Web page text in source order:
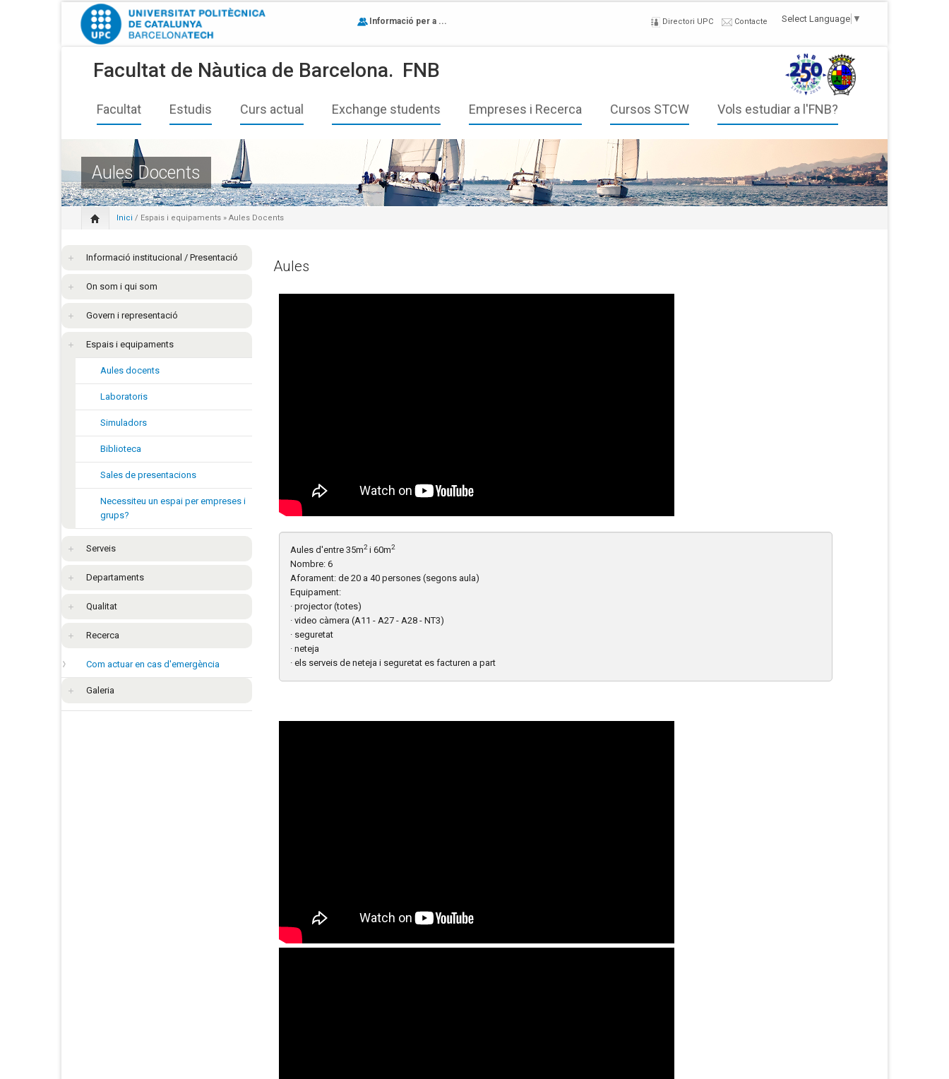
Select Language ▼
Directori UPC Contacte
Informació per a ...
Facultat de Nàutica de Barcelona. FNB
Facultat Estudis Curs actual Exchange students Empreses i Recerca Cursos STCW Vols estudiar a l'FNB?
Aules Docents
Inici / Espais i equipaments » Aules Docents
Informació institucional / Presentació
On som i qui som
Govern i representació
Espais i equipaments
Aules docents
Laboratoris
Simuladors
Biblioteca
Sales de presentacions
Necessiteu un espai per empreses i
grups?
Serveis
Departaments
Qualitat
Recerca
Com actuar en cas d'emergència
Galeria
Aules
Aules d'entre 35m2i 60m2
Nombre: 6
Aforament: de 20 a 40 persones (segons aula)
Equipament:
· projector (totes)
· video càmera (A11 - A27 - A28 - NT3)
· seguretat
· neteja
· els serveis de neteja i seguretat es facturen a part